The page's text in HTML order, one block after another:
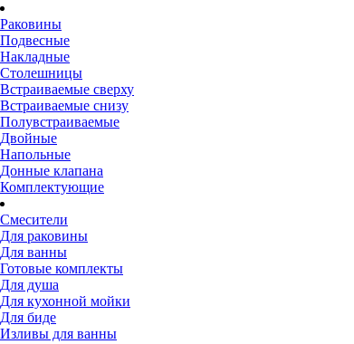
Раковины
Подвесные
Накладные
Столешницы
Встраиваемые сверху
Встраиваемые снизу
Полувстраиваемые
Двойные
Напольные
Донные клапана
Комплектующие
Смесители
Для раковины
Для ванны
Готовые комплекты
Для душа
Для кухонной мойки
Для биде
Изливы для ванны